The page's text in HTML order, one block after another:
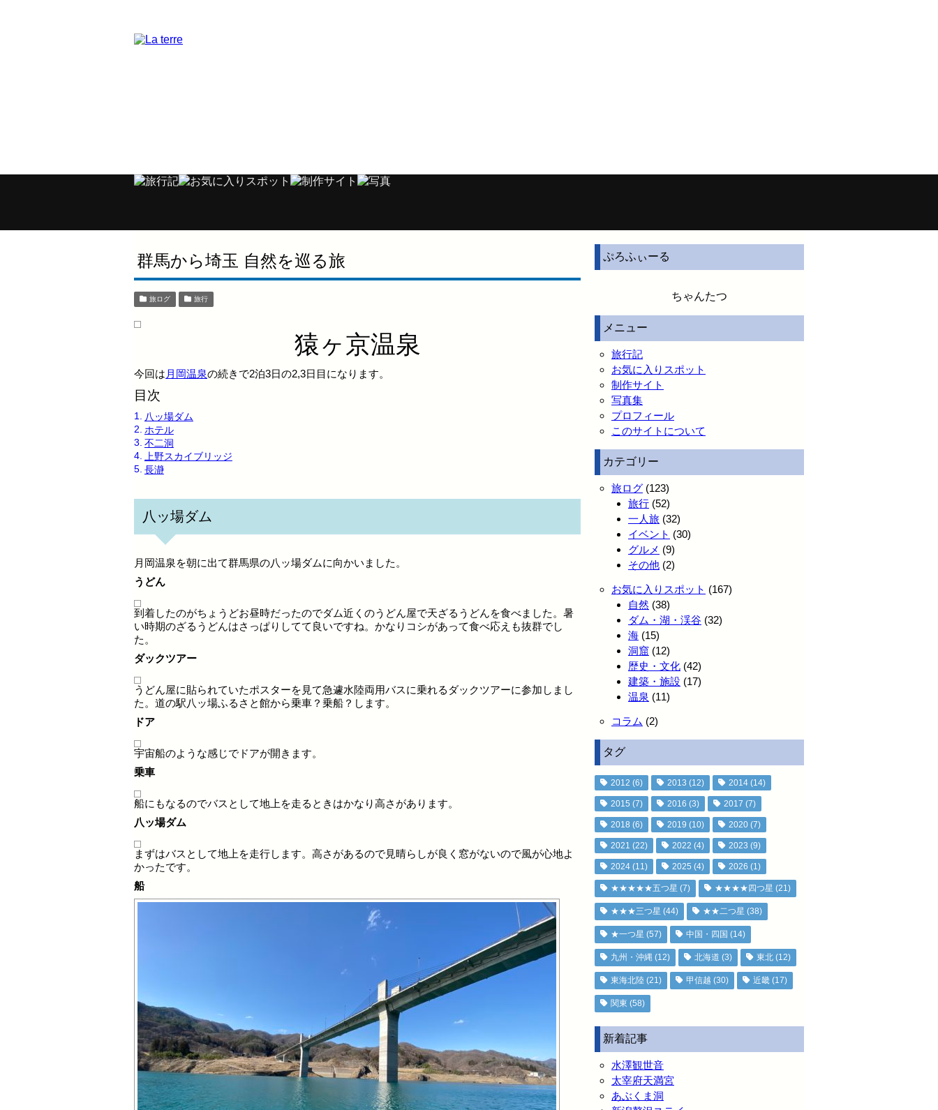
群馬から埼玉 自然を巡る旅
旅ログ 旅行
猿ヶ京温泉
今回は 月岡温泉の続きで2泊3日の2,3日目になります。
目次
八ッ場ダム
ホテル
不二洞
上野スカイブリッジ
長瀞
八ッ場ダム
月岡温泉を朝に出て群馬県の八ッ場ダムに向かいました。
うどん
到着したのがちょうどお昼時だったのでダム近くのうどん屋で天ざるうどんを食べました。暑
い時期のざるうどんはさっぱりしてて良いですね。かなりコシがあって食べ応えも抜群でし
た。
ダックツアー
うどん屋に貼られていたポスターを見て急遽水陸両用バスに乗れるダックツアーに参加しまし
た。道の駅八ッ場ふるさと館から乗車？乗船？します。
ドア
宇宙船のような感じでドアが開きます。
乗車
船にもなるのでバスとして地上を走るときはかなり高さがあります。
八ッ場ダム
まずはバスとして地上を走行します。高さがあるので見晴らしが良く窓がないので風が心地よ
かったです。
船
ぷろふぃーる
ちゃんたつ
メニュー
旅行記
お気に入りスポット
制作サイト
写真集
プロフィール
このサイトについて
カテゴリー
旅ログ (123)
旅行 (52)
一人旅 (32)
イベント (30)
グルメ (9)
その他 (2)
お気に入りスポット (167)
自然 (38)
ダム・湖・渓谷 (32)
海 (15)
洞窟 (12)
歴史・文化 (42)
建築・施設 (17)
温泉 (11)
コラム (2)
タグ
2012 (6) 2013 (12) 2014 (14)
2015 (7) 2016 (3) 2017 (7)
2018 (6) 2019 (10) 2020 (7)
2021 (22) 2022 (4) 2023 (9)
2024 (11) 2025 (4) 2026 (1)
★★★★★五つ星 (7) ★★★★四つ星 (21)
★★★三つ星 (44) ★★二つ星 (38)
★一つ星 (57) 中国・四国 (14)
九州・沖縄 (12) 北海道 (3) 東北 (12)
東海北陸 (21) 甲信越 (30) 近畿 (17)
関東 (58)
新着記事
水澤観世音
太宰府天満宮
あぶくま洞